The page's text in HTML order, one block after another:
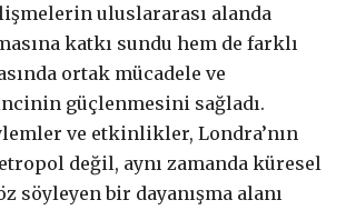
uluslararası alanda
katkı sundu hem de farklı
ortak mücadele ve
güçlenmesini sağladı.
ve etkinlikler, Londra’nın
değil, aynı zamanda küresel
söyleyen bir dayanışma alanı